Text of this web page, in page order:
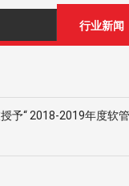
行业新闻
予“ 2018-2019年度软